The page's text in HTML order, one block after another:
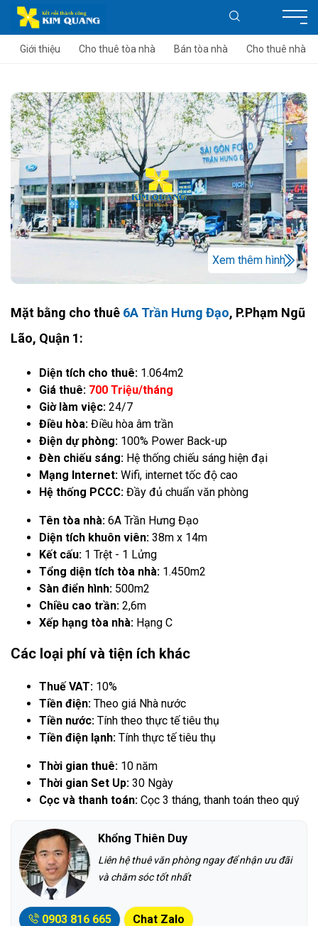
Giới thiệu Cho thuê tòa nhà Bán tòa nhà Cho thuê nhà
Xem thêm hình
Mặt bằng cho thuê 6A Trần Hưng Đạo, P.Phạm Ngũ
Lão, Quận 1:
Diện tích cho thuê: 1.064m2
Giá thuê: 700 Triệu/tháng
Giờ làm việc: 24/7
Điều hòa: Điều hòa âm trần
Điện dự phòng: 100% Power Back-up
Đèn chiếu sáng: Hệ thống chiếu sáng hiện đại
Mạng Internet: Wifi, internet tốc độ cao
Hệ thống PCCC: Đầy đủ chuẩn văn phòng
Tên tòa nhà: 6A Trần Hưng Đạo
Diện tích khuôn viên: 38m x 14m
Kết cấu: 1 Trệt - 1 Lửng
Tổng diện tích tòa nhà: 1.450m2
Sàn điển hình: 500m2
Chiều cao trần: 2,6m
Xếp hạng tòa nhà: Hạng C
Các loại phí và tiện ích khác
Thuế VAT: 10%
Tiền điện: Theo giá Nhà nước
Tiền nước: Tính theo thực tế tiêu thụ
Tiền điện lạnh: Tính thực tế tiêu thụ
Thời gian thuê: 10 năm
Thời gian Set Up: 30 Ngày
Cọc và thanh toán: Cọc 3 tháng, thanh toán theo quý
Khổng Thiên Duy
Liên hệ thuê văn phòng ngay để nhận ưu đãi
và chăm sóc tốt nhất
0903 816 665 Chat Zalo